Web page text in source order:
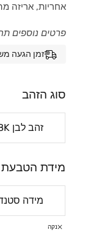
אחריות, אריזה
פרטים נוספים
זמן הגעה משוער: 08/08/
סוג הזהב
מידת הטבעת
נקה